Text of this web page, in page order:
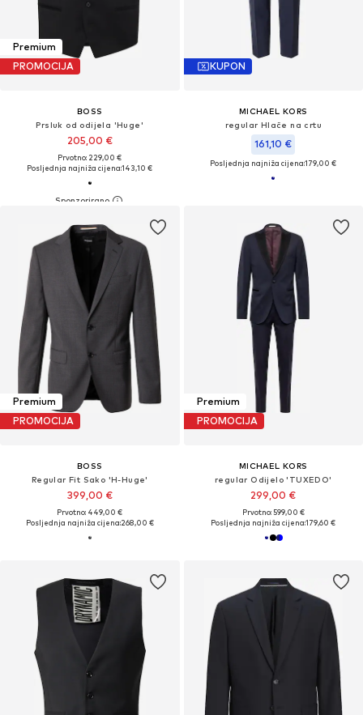
Premium
PROMOCIJA
BOSS
Prsluk od odijela 'Huge'
205,00 €
Prvotno: 229,00 €
Posljednja najniža cijena:143,10 €
KUPON
MICHAEL KORS
regular Hlače na crtu
161,10 €
Posljednja najniža cijena:179,00 €
Premium
PROMOCIJA
BOSS
Regular Fit Sako 'H-Huge'
399,00 €
Prvotno: 449,00 €
Posljednja najniža cijena:268,00 €
Premium
PROMOCIJA
MICHAEL KORS
regular Odijelo 'TUXEDO'
299,00 €
Prvotno: 599,00 €
Posljednja najniža cijena:179,60 €